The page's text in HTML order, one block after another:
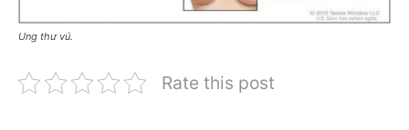
Ung thư vú.
Rate this post